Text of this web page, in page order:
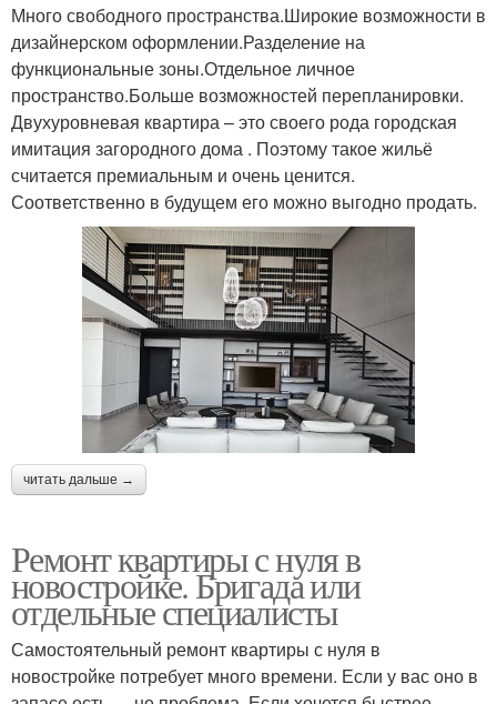
Много свободного пространства.Широкие возможности в
дизайнерском оформлении.Разделение на
функциональные зоны.Отдельное личное
пространство.Больше возможностей перепланировки.
Двухуровневая квартира – это своего рода городская
имитация загородного дома . Поэтому такое жильё
считается премиальным и очень ценится.
Соответственно в будущем его можно выгодно продать.
читать дальше →
Ремонт квартиры с нуля в
новостройке. Бригада или
отдельные специалисты
Самостоятельный ремонт квартиры с нуля в
новостройке потребует много времени. Если у вас оно в